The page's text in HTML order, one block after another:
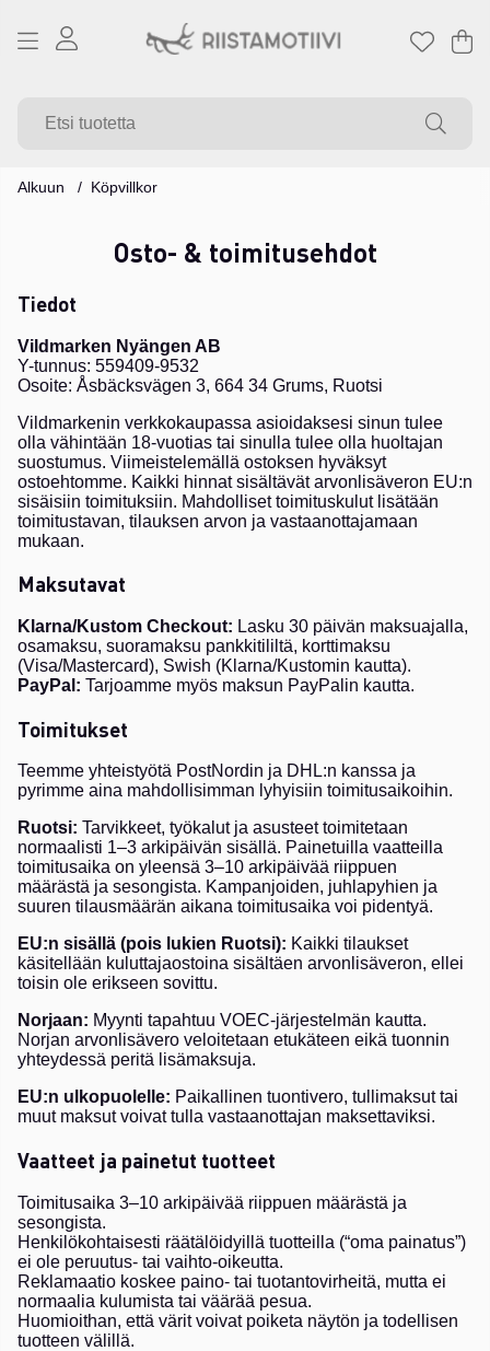
.
Alkuun Köpvillkor
Osto- & toimitusehdot
Tiedot
Vildmarken Nyängen AB
Y-tunnus: 559409-9532
Osoite: Åsbäcksvägen 3, 664 34 Grums, Ruotsi
Vildmarkenin verkkokaupassa asioidaksesi sinun tulee
olla vähintään 18-vuotias tai sinulla tulee olla huoltajan
suostumus. Viimeistelemällä ostoksen hyväksyt
ostoehtomme. Kaikki hinnat sisältävät arvonlisäveron EU:n
sisäisiin toimituksiin. Mahdolliset toimituskulut lisätään
toimitustavan, tilauksen arvon ja vastaanottajamaan
mukaan.
Maksutavat
Klarna/Kustom Checkout: Lasku 30 päivän maksuajalla,
osamaksu, suoramaksu pankkitililtä, korttimaksu
(Visa/Mastercard), Swish (Klarna/Kustomin kautta).
PayPal: Tarjoamme myös maksun PayPalin kautta.
Toimitukset
Teemme yhteistyötä PostNordin ja DHL:n kanssa ja
pyrimme aina mahdollisimman lyhyisiin toimitusaikoihin.
Ruotsi: Tarvikkeet, työkalut ja asusteet toimitetaan
normaalisti 1–3 arkipäivän sisällä. Painetuilla vaatteilla
toimitusaika on yleensä 3–10 arkipäivää riippuen
määrästä ja sesongista. Kampanjoiden, juhlapyhien ja
suuren tilausmäärän aikana toimitusaika voi pidentyä.
EU:n sisällä (pois lukien Ruotsi): Kaikki tilaukset
käsitellään kuluttajaostoina sisältäen arvonlisäveron, ellei
toisin ole erikseen sovittu.
Norjaan: Myynti tapahtuu VOEC-järjestelmän kautta.
Norjan arvonlisävero veloitetaan etukäteen eikä tuonnin
yhteydessä peritä lisämaksuja.
EU:n ulkopuolelle: Paikallinen tuontivero, tullimaksut tai
muut maksut voivat tulla vastaanottajan maksettaviksi.
Vaatteet ja painetut tuotteet
Toimitusaika 3–10 arkipäivää riippuen määrästä ja
sesongista.
Henkilökohtaisesti räätälöidyillä tuotteilla (“oma painatus”)
ei ole peruutus- tai vaihto-oikeutta.
Reklamaatio koskee paino- tai tuotantovirheitä, mutta ei
normaalia kulumista tai väärää pesua.
Huomioithan, että värit voivat poiketa näytön ja todellisen
tuotteen välillä.